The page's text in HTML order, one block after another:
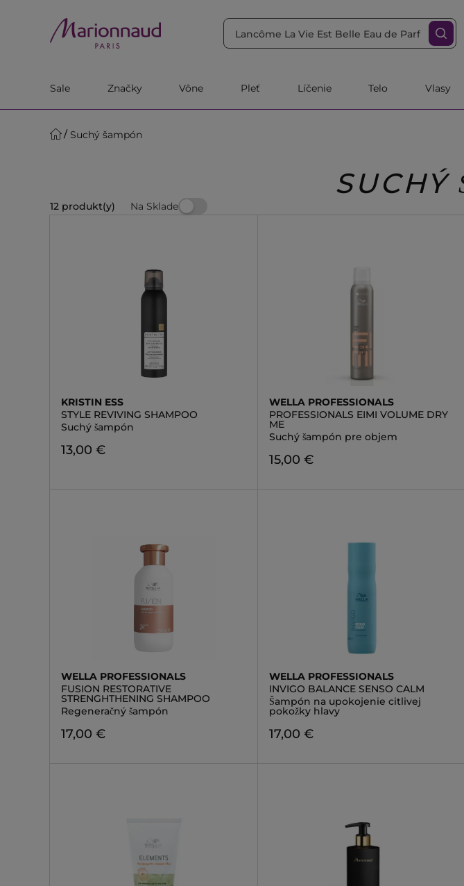
Sale Značky Vône Pleť Líčenie Telo Vlasy
Suchý šampón
SUCHÝ
12 produkt(y) Na Sklade
KRISTIN ESS
STYLE REVIVING SHAMPOO
Suchý šampón
13,00 €
WELLA PROFESSIONALS
PROFESSIONALS EIMI VOLUME DRY
ME
Suchý šampón pre objem
15,00 €
WELLA PROFESSIONALS
FUSION RESTORATIVE
STRENGHTHENING SHAMPOO
Regeneračný šampón
17,00 €
WELLA PROFESSIONALS
INVIGO BALANCE SENSO CALM
Šampón na upokojenie citlivej
pokožky hlavy
17,00 €